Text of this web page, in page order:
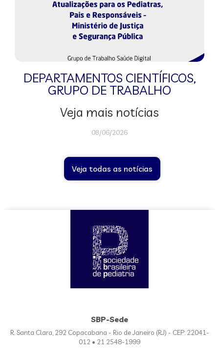
DEPARTAMENTOS CIENTÍFICOS,
GRUPO DE TRABALHO
Veja mais notícias
08/06/2026
Veja todas as notícias
SBP-Sede
R. Santa Clara, 292 Copacabana - Rio de Janeiro (RJ) - CEP: 22041-
012 • 21 2548-1999